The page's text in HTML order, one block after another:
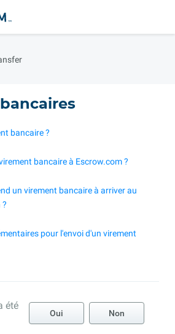
bancaire ?
bancaire à Escrow.com ?
un virement bancaire à arriver au
pour l'envoi d'un virement
été
Oui Non